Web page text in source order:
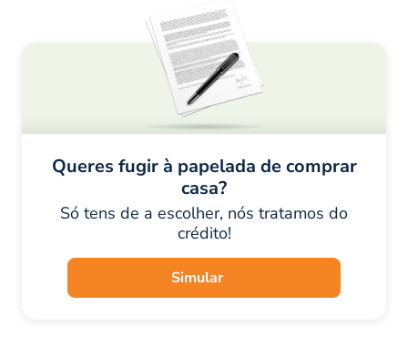
Queres fugir à papelada de comprar
casa?
Só tens de a escolher, nós tratamos do
crédito!
Simular